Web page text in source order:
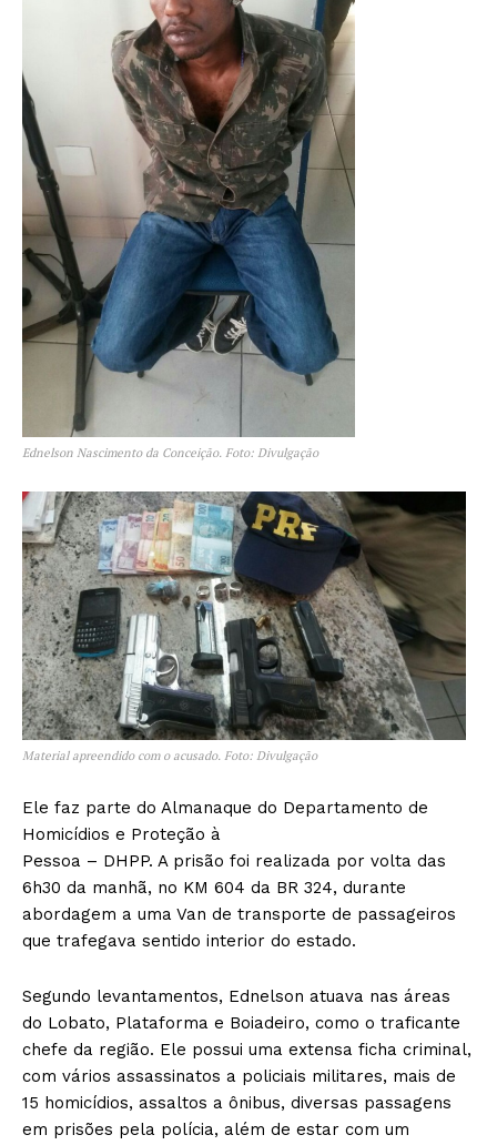
Ednelson Nascimento da Conceição. Foto: Divulgação
Material apreendido com o acusado. Foto: Divulgação
Ele faz parte do Almanaque do Departamento de
Homicídios e Proteção à
Pessoa – DHPP. A prisão foi realizada por volta das
6h30 da manhã, no KM 604 da BR 324, durante
abordagem a uma Van de transporte de passageiros
que trafegava sentido interior do estado.
Segundo levantamentos, Ednelson atuava nas áreas
do Lobato, Plataforma e Boiadeiro, como o traficante
chefe da região. Ele possui uma extensa ficha criminal,
com vários assassinatos a policiais militares, mais de
15 homicídios, assaltos a ônibus, diversas passagens
em prisões pela polícia, além de estar com um